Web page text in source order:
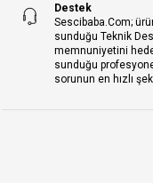
Destek
Sescibaba.Com;
sunduğu Teknik
memnuniyetini
sunduğu
sorunun en hızlı